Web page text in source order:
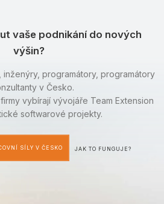
vaše podnikání do nových
výšin?
programátory, programátory
v Česko.
vybírají vývojáře Team Extension
softwarové projekty.
SÍLY V ČESKO JAK TO FUNGUJE?